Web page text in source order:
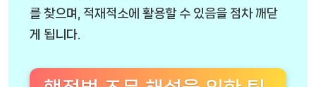
를 찾으며, 적재적소에 활용할 수 있음을 점차 깨닫
게 됩니다.